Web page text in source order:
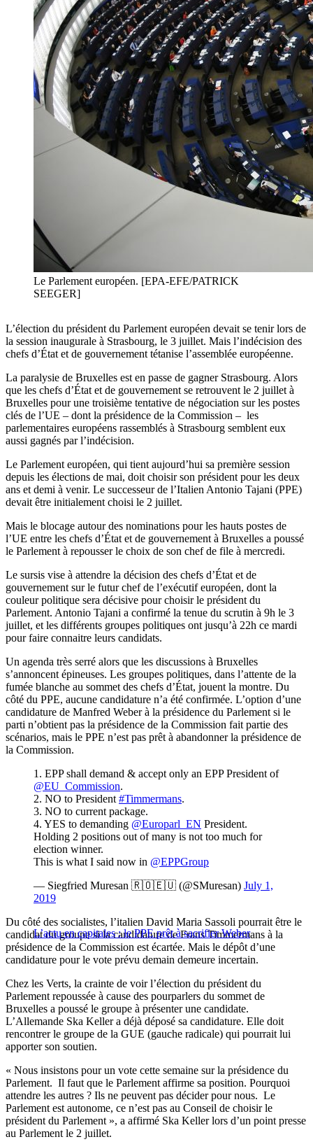
Le Parlement européen. [EPA-EFE/PATRICK
SEEGER]
L’élection du président du Parlement européen devait se tenir lors de
la session inaugurale à Strasbourg, le 3 juillet. Mais l’indécision des
chefs d’État et de gouvernement tétanise l’assemblée européenne.
La paralysie de Bruxelles est en passe de gagner Strasbourg. Alors
que les chefs d’État et de gouvernement se retrouvent le 2 juillet à
Bruxelles pour une troisième tentative de négociation sur les postes
clés de l’UE – dont la présidence de la Commission – les
parlementaires européens rassemblés à Strasbourg semblent eux
aussi gagnés par l’indécision.
Le Parlement européen, qui tient aujourd’hui sa première session
depuis les élections de mai, doit choisir son président pour les deux
ans et demi à venir. Le successeur de l’Italien Antonio Tajani (PPE)
devait être initialement choisi le 2 juillet.
Mais le blocage autour des nominations pour les hauts postes de
l’UE entre les chefs d’État et de gouvernement à Bruxelles a poussé
le Parlement à repousser le choix de son chef de file à mercredi.
Le sursis vise à attendre la décision des chefs d’État et de
gouvernement sur le futur chef de l’exécutif européen, dont la
couleur politique sera décisive pour choisir le président du
Parlement. Antonio Tajani a confirmé la tenue du scrutin à 9h le 3
juillet, et les différents groupes politiques ont jusqu’à 22h ce mardi
pour faire connaitre leurs candidats.
Un agenda très serré alors que les discussions à Bruxelles
s’annoncent épineuses. Les groupes politiques, dans l’attente de la
fumée blanche au sommet des chefs d’État, jouent la montre. Du
côté du PPE, aucune candidature n’a été confirmée. L’option d’une
candidature de Manfred Weber à la présidence du Parlement si le
parti n’obtient pas la présidence de la Commission fait partie des
scénarios, mais le PPE n’est pas prêt à abandonner la présidence de
la Commission.
1. EPP shall demand & accept only an EPP President of
@EU_Commission.
2. NO to President #Timmermans.
3. NO to current package.
4. YES to demanding @Europarl_EN President.
Holding 2 positions out of many is not too much for
election winner.
This is what I said now in @EPPGroup
— Siegfried Muresan 🇷🇴🇪🇺 (@SMuresan) July 1,
2019
L’actu en capitales : le PPE prêt à sacrifier Weber
Du côté des socialistes, l’italien David Maria Sassoli pourrait être le
candidat du groupe si la candidature de Frans Timmermans à la
présidence de la Commission est écartée. Mais le dépôt d’une
candidature pour le vote prévu demain demeure incertain.
Chez les Verts, la crainte de voir l’élection du président du
Parlement repoussée à cause des pourparlers du sommet de
Bruxelles a poussé le groupe à présenter une candidate.
L’Allemande Ska Keller a déjà déposé sa candidature. Elle doit
rencontrer le groupe de la GUE (gauche radicale) qui pourrait lui
apporter son soutien.
« Nous insistons pour un vote cette semaine sur la présidence du
Parlement. Il faut que le Parlement affirme sa position. Pourquoi
attendre les autres ? Ils ne peuvent pas décider pour nous. Le
Parlement est autonome, ce n’est pas au Conseil de choisir le
président du Parlement », a affirmé Ska Keller lors d’un point presse
au Parlement le 2 juillet.